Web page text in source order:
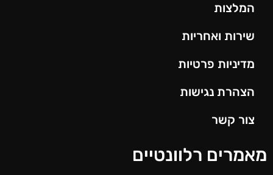
המלצות
שירות ואחריות
מדיניות פרטיות
הצהרת נגישות
צור קשר
מאמרים רלוונטיים